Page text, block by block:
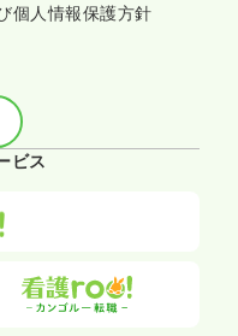
個人情報保護方針
ビス